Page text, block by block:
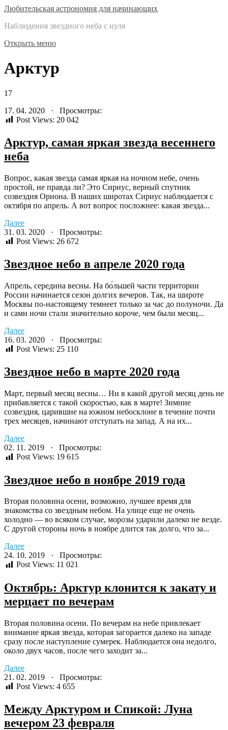
Любительская астрономия для начинающих
Наблюдения звездного неба с нуля
Открыть меню
Арктур
17
17. 04. 2020 · Просмотры:
Post Views: 20 042
Арктур, самая яркая звезда весеннего
неба
Вопрос, какая звезда самая яркая на ночном небе, очень
простой, не правда ли? Это Сириус, верный спутник
созвездия Ориона. В наших широтах Сириус наблюдается с
октября по апрель. А вот вопрос посложнее: какая звезда...
Далее
31. 03. 2020 · Просмотры:
Post Views: 26 672
Звездное небо в апреле 2020 года
Апрель, середина весны. На бо́льшей части территории
России начинается сезон долгих вечеров. Так, на широте
Москвы по-настоящему темнеет только за час до полуночи. Да
и сами ночи стали значительно короче, чем были месяц...
Далее
16. 03. 2020 · Просмотры:
Post Views: 25 110
Звездное небо в марте 2020 года
Март, первый месяц весны… Ни в какой другой месяц день не
прибавляется с такой скоростью, как в марте! Зимние
созвездия, царившие на южном небосклоне в течение почти
трех месяцев, начинают отступать на запад. А на их...
Далее
02. 11. 2019 · Просмотры:
Post Views: 19 615
Звездное небо в ноябре 2019 года
Вторая половина осени, возможно, лучшее время для
знакомства со звездным небом. На улице еще не очень
холодно — во всяком случае, морозы ударили далеко не везде.
С другой стороны ночь в ноябре длится так долго, что за...
Далее
24. 10. 2019 · Просмотры:
Post Views: 11 021
Октябрь: Арктур клонится к закату и
мерцает по вечерам
Вторая половина осени. По вечерам на небе привлекает
внимание яркая звезда, которая загорается далеко на западе
сразу после наступление сумерек. Наблюдается она недолго,
около двух часов, после чего заходит за...
Далее
21. 02. 2019 · Просмотры:
Post Views: 4 655
Между Арктуром и Спикой: Луна
вечером 23 февраля